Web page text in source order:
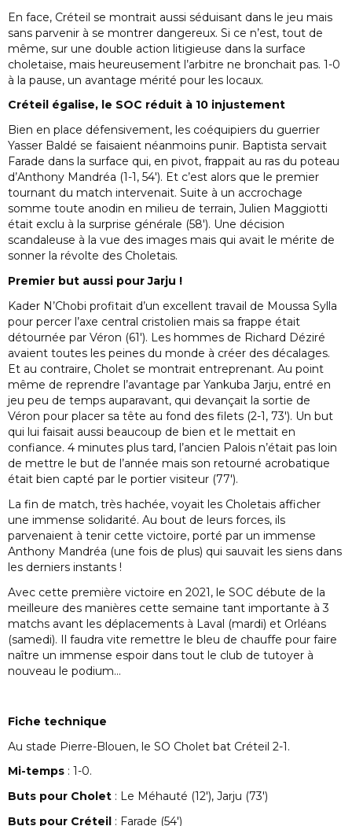
En face, Créteil se montrait aussi séduisant dans le jeu mais
sans parvenir à se montrer dangereux. Si ce n’est, tout de
même, sur une double action litigieuse dans la surface
choletaise, mais heureusement l’arbitre ne bronchait pas. 1-0
à la pause, un avantage mérité pour les locaux.
Créteil égalise, le SOC réduit à 10 injustement
Bien en place défensivement, les coéquipiers du guerrier
Yasser Baldé se faisaient néanmoins punir. Baptista servait
Farade dans la surface qui, en pivot, frappait au ras du poteau
d’Anthony Mandréa (1-1, 54′). Et c’est alors que le premier
tournant du match intervenait. Suite à un accrochage
somme toute anodin en milieu de terrain, Julien Maggiotti
était exclu à la surprise générale (58′). Une décision
scandaleuse à la vue des images mais qui avait le mérite de
sonner la révolte des Choletais.
Premier but aussi pour Jarju !
Kader N’Chobi profitait d’un excellent travail de Moussa Sylla
pour percer l’axe central cristolien mais sa frappe était
détournée par Véron (61′). Les hommes de Richard Déziré
avaient toutes les peines du monde à créer des décalages.
Et au contraire, Cholet se montrait entreprenant. Au point
même de reprendre l’avantage par Yankuba Jarju, entré en
jeu peu de temps auparavant, qui devançait la sortie de
Véron pour placer sa tête au fond des filets (2-1, 73′). Un but
qui lui faisait aussi beaucoup de bien et le mettait en
confiance. 4 minutes plus tard, l’ancien Palois n’était pas loin
de mettre le but de l’année mais son retourné acrobatique
était bien capté par le portier visiteur (77′).
La fin de match, très hachée, voyait les Choletais afficher
une immense solidarité. Au bout de leurs forces, ils
parvenaient à tenir cette victoire, porté par un immense
Anthony Mandréa (une fois de plus) qui sauvait les siens dans
les derniers instants !
Avec cette première victoire en 2021, le SOC débute de la
meilleure des manières cette semaine tant importante à 3
matchs avant les déplacements à Laval (mardi) et Orléans
(samedi). Il faudra vite remettre le bleu de chauffe pour faire
naître un immense espoir dans tout le club de tutoyer à
nouveau le podium…
Fiche technique
Au stade Pierre-Blouen, le SO Cholet bat Créteil 2-1.
Mi-temps : 1-0.
Buts pour Cholet : Le Méhauté (12′), Jarju (73′)
Buts pour Créteil : Farade (54′)